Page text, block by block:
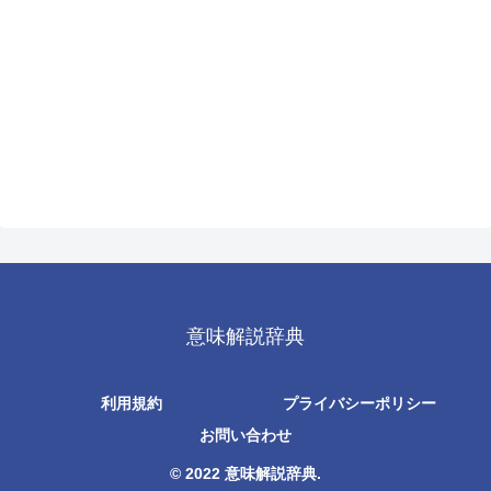
意味解説辞典
利用規約
プライバシーポリシー
お問い合わせ
© 2022 意味解説辞典.